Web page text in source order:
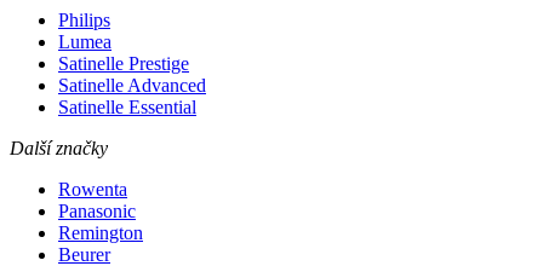
Philips
Lumea
Satinelle Prestige
Satinelle Advanced
Satinelle Essential
Další značky
Rowenta
Panasonic
Remington
Beurer